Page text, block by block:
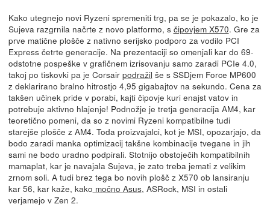
Kako utegnejo novi Ryzeni spremeniti trg, pa se je pokazalo, ko je
Sujeva razgrnila načrte z novo platformo, s čipovjem X570. Gre za
prve matične plošče z nativno serijsko podporo za vodilo PCI
Express četrte generacije. Na prezentaciji so omenjali kar do 69-
odstotne pospeške v grafičnem izrisovanju samo zaradi PCIe 4.0,
takoj po tiskovki pa je Corsair podražil še s SSDjem Force MP600
z deklarirano bralno hitrostjo 4,95 gigabajtov na sekundo. Cena za
takšen učinek pride v porabi, kajti čipovje kuri enajst vatov in
potrebuje aktivno hlajenje! Podnožje je tretja generacija AM4, kar
teoretično pomeni, da so z novimi Ryzeni kompatibilne tudi
starejše plošče z AM4. Toda proizvajalci, kot je MSI, opozarjajo, da
bodo zaradi manka optimizacij takšne kombinacije tvegane in jih
sami ne bodo uradno podpirali. Stotnijo obstoječih kompatibilnih
mamaplat, kar je navajala Sujeva, je zato treba jemati z velikim
zrnom soli. A tudi brez tega bo novih plošč z X570 ob lansiranju
kar 56, kar kaže, kako močno Asus, ASRock, MSI in ostali
verjamejo v Zen 2.